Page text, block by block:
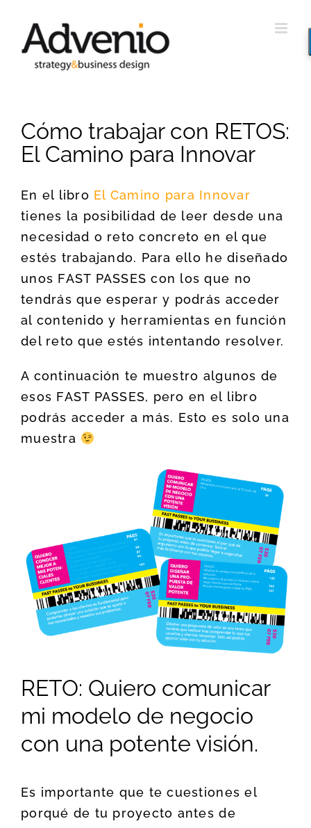
contenido
Cómo trabajar con RETOS:
El Camino para Innovar
En el libro El Camino para Innovar
tienes la posibilidad de leer desde una
necesidad o reto concreto en el que
estés trabajando. Para ello he diseñado
unos FAST PASSES con los que no
tendrás que esperar y podrás acceder
al contenido y herramientas en función
del reto que estés intentando resolver.
A continuación te muestro algunos de
esos FAST PASSES, pero en el libro
podrás acceder a más. Esto es solo una
muestra
RETO: Quiero comunicar
mi modelo de negocio
con una potente visión.
Es importante que te cuestiones el
porqué de tu proyecto antes de